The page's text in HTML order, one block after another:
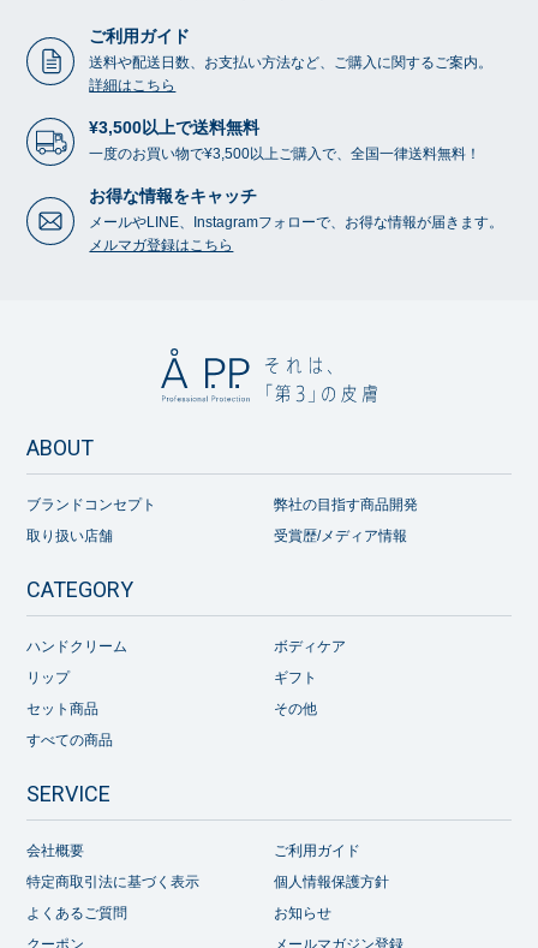
ご利用ガイド
送料や配送日数、お支払い方法など、ご購入に関するご案内。
詳細はこちら
¥3,500以上で送料無料
一度のお買い物で¥3,500以上ご購入で、全国一律送料無料！
お得な情報をキャッチ
メールやLINE、Instagramフォローで、お得な情報が届きます。
メルマガ登録はこちら
ABOUT
ブランドコンセプト
弊社の目指す商品開発
取り扱い店舗
受賞歴/メディア情報
CATEGORY
ハンドクリーム
ボディケア
リップ
ギフト
セット商品
その他
すべての商品
SERVICE
会社概要
ご利用ガイド
特定商取引法に基づく表示
個人情報保護方針
よくあるご質問
お知らせ
クーポン
メールマガジン登録